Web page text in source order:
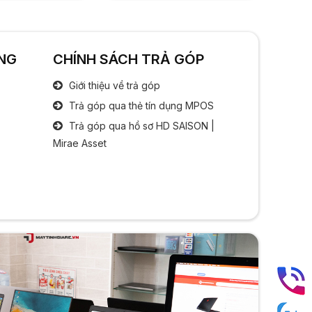
Âm thanh
Speaker:
1x Jack tai nghe 3.5 mm
1x HDMI
1x LAN
1x Micro SD
Bàn phím
CHÍNH SÁCH TRẢ GÓP
Giới thiệu về trả góp
Trả góp qua thẻ tín dụng MPOS
Trả góp qua hồ sơ HD SAISON |
Mirae Asset